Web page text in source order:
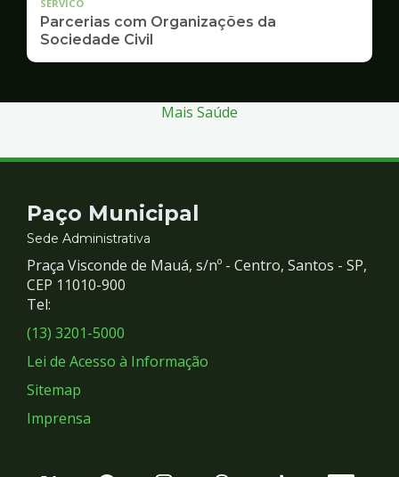
SERVICO
Parcerias com Organizações da
Sociedade Civil
Mais Saúde
Contato
e
Redes
Sociais
Paço Municipal
Sede Administrativa
Praça Visconde de Mauá, s/nº - Centro, Santos - SP,
CEP 11010-900
Tel:
(13) 3201-5000
Lei de Acesso à Informação
Sitemap
Imprensa